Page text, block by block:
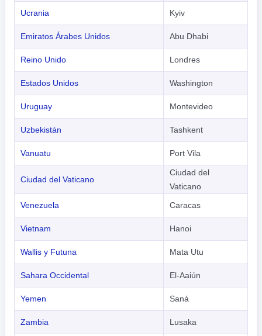
Ucrania Kyiv
Emiratos Árabes Unidos Abu Dhabi
Reino Unido Londres
Estados Unidos Washington
Uruguay Montevideo
Uzbekistán Tashkent
Vanuatu Port Vila
Ciudad del Vaticano
Ciudad del
Vaticano
Venezuela
Caracas
Vietnam Hanoi
Wallis y Futuna Mata Utu
Sahara Occidental El-Aaiún
Yemen Saná
Zambia Lusaka